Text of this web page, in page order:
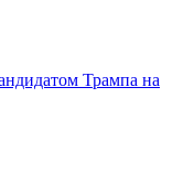
Трампа на